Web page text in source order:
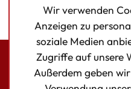
DieWir verwenden
Anzeigen zu
soziale Medien
Zugriffe auf unsere
Außerdem geben